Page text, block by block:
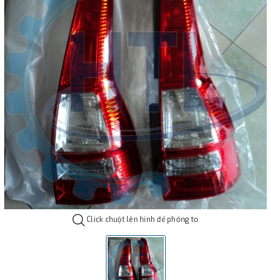
Click chuột lên hình để phóng to